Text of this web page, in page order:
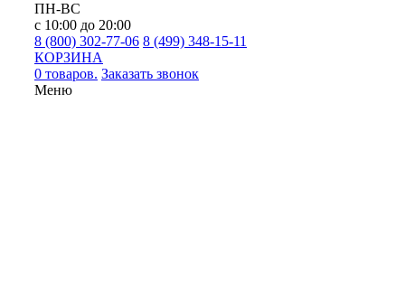
ПН-ВС
с 10:00 до 20:00
8 (800) 302-77-06 8 (499) 348-15-11
КОРЗИНА
0 товаров. Заказать звонок
Меню